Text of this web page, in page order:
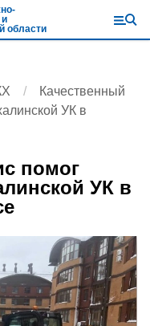
области
Качественный
УК в
помог
УК в